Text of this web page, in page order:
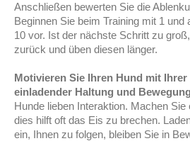
Anschließen bewerten Sie die
Beginnen Sie beim Training mit 1
10 vor. Ist der nächste Schritt zu
zurück und üben diesen länger.
Motivieren Sie Ihren Hund mit
einladender Haltung und Bewegung
Hunde lieben Interaktion. Machen
dies hilft oft das Eis zu brechen.
ein, Ihnen zu folgen, bleiben Sie in